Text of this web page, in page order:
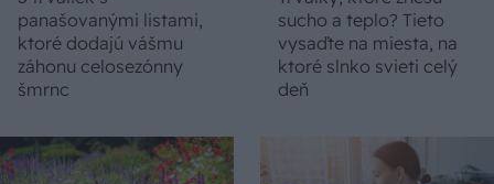
panašovanými listami,
ktoré dodajú vášmu
záhonu celosezónny
šmrnc
sucho a teplo? Tieto
vysaďte na miesta, na
ktoré slnko svieti celý
deň